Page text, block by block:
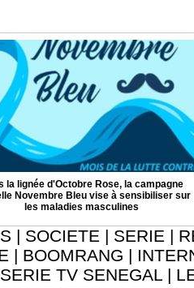
la lignée d'Octobre Rose, la campagne
Novembre Bleu vise à sensibiliser sur
les maladies masculines
| SOCIETE | SERIE |
| BOOMRANG |
SERIE TV SENEGAL |